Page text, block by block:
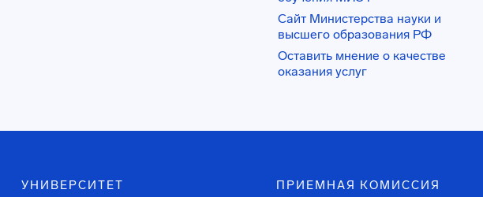
Сайт Министерства науки и
высшего образования РФ
Оставить мнение о качестве
оказания услуг
УНИВЕРСИТЕТ ПРИЕМНАЯ КОМИССИЯ